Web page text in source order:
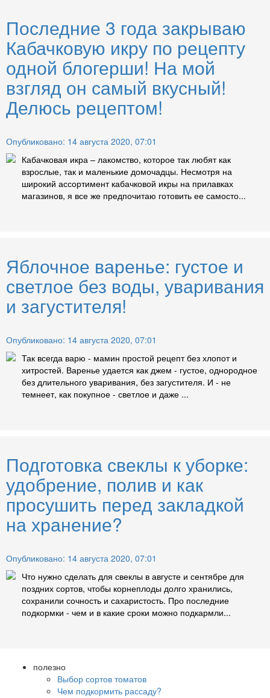
Последние 3 года закрываю
Кабачковую икру по рецепту
одной блогерши! На мой
взгляд он самый вкусный!
Делюсь рецептом!
Опубликовано: 14 августа 2020, 07:01
Кабачковая икра – лакомство, которое так любят как
взрослые, так и маленькие домочадцы. Несмотря на
широкий ассортимент кабачковой икры на прилавках
магазинов, я все же предпочитаю готовить ее самосто...
Яблочное варенье: густое и
светлое без воды, уваривания
и загустителя!
Опубликовано: 14 августа 2020, 07:01
Так всегда варю - мамин простой рецепт без хлопот и
хитростей. Варенье удается как джем - густое, однородное
без длительного уваривания, без загустителя. И - не
темнеет, как покупное - светлое и даже ...
Подготовка свеклы к уборке:
удобрение, полив и как
просушить перед закладкой
на хранение?
Опубликовано: 14 августа 2020, 07:01
Что нужно сделать для свеклы в августе и сентябре для
поздних сортов, чтобы корнеплоды долго хранились,
сохранили сочность и сахаристость. Про последние
подкормки - чем и в какие сроки можно подкармли...
полезно
Выбор сортов томатов
Чем подкормить рассаду?